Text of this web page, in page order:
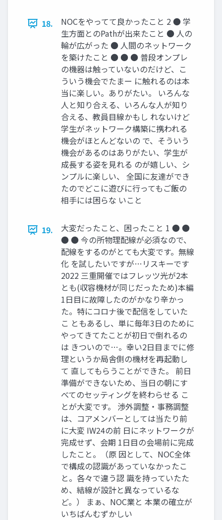
18.
NOCをやってて良かったこと 2 ● 学
生方面とのPathが出来たこと ● 人の
輪が広がった ● 人間のネットワーク
を築けたこと ● ● ● 普段オンプレ
の機器は触っていないのだけど、こ
ういう機会でたまー に触れるのは本
当に楽しい。ありがたい。 いろんな
人と知り合える、いろんな人が知り
合える、教員目線かもし れないけど
学生がネットワーク構築に携われる
機会がほとんどないの で、そういう
機会があるのはありがたい、学生が
成長する姿を見れる のが嬉しい、シ
ンプルに楽しい、 全国に友達ができ
たのでどこに遊びに行ってもご飯の
相手には困らな いこと
19.
大変だったこと、困ったこと 1 ● ●
● ● 今の所物理配線が必須なので、
配線をするのがとても大変です。無線
化 を試したいですが…リスキーです
2022 三重開催ではフレッツ光が2本
とも(収容機材が同じだったため)本編
1日目に故障したのがかなり辛かっ
た。特にコロナ後で配信をしていた
こ ともあるし、単に毎年3日のために
やってきてたことが初日で倒れるの
は きついので…。幸い2日目までに修
理というか局舎側の機材を再起動し
て 直してもらうことができた。 前日
準備ができないため、当日の朝にす
べてのセッティングを終わらせる こ
とが大変です。 渉外調整・事務調整
は、コアメンバーとしては当たり前
に大変 IW24の前 日にネットワークが
完成せず、会期 1日目の会場前に完成
したこと。（原 因として、NOC全体
で構成の認識があっていなかったこ
と。各々で違う認 識を持っていたた
め、結線が設計と異なっているな
ど。） まぁ、NOC業と 本業の確立が
いちばんむずかしい